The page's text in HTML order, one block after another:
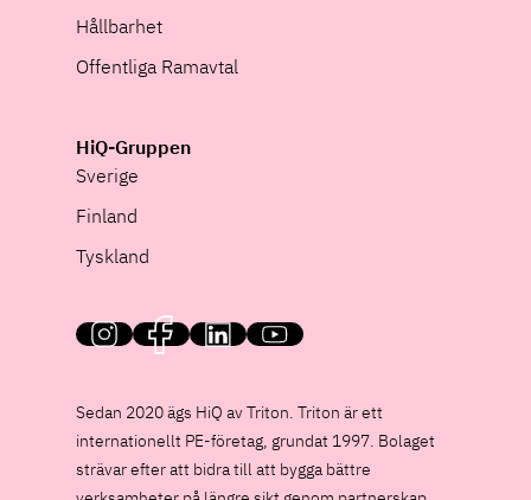
Hållbarhet
Offentliga Ramavtal
HiQ-Gruppen
Sverige
Finland
Tyskland
HiQ on social media
Sedan 2020 ägs HiQ av Triton. Triton är ett
internationellt PE-företag, grundat 1997. Bolaget
strävar efter att bidra till att bygga bättre